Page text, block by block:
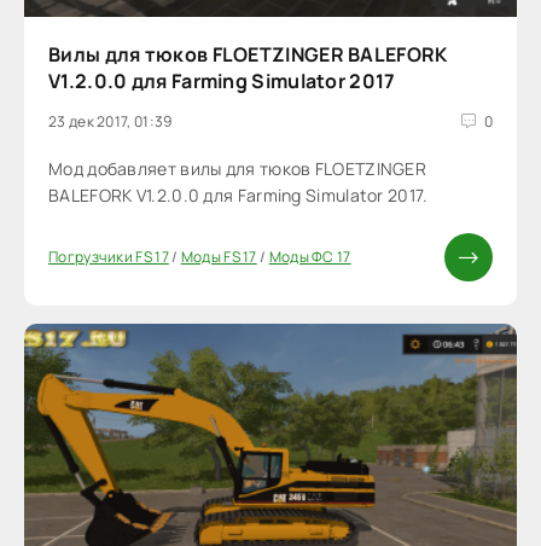
Вилы для тюков FLOETZINGER BALEFORK
V1.2.0.0 для Farming Simulator 2017
23 дек 2017, 01:39 0
Мод добавляет вилы для тюков FLOETZINGER
BALEFORK V1.2.0.0 для Farming Simulator 2017.
Погрузчики FS 17/ Моды FS 17/ Моды ФС 17